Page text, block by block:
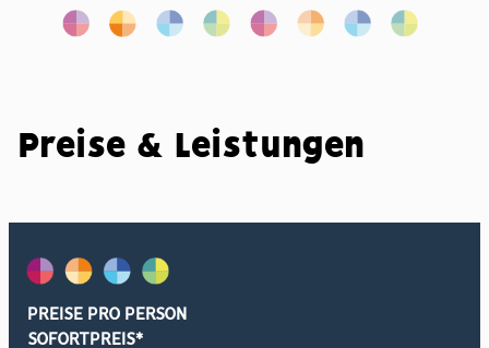
Preise & Leistungen
PREISE PRO PERSON
SOFORTPREIS*